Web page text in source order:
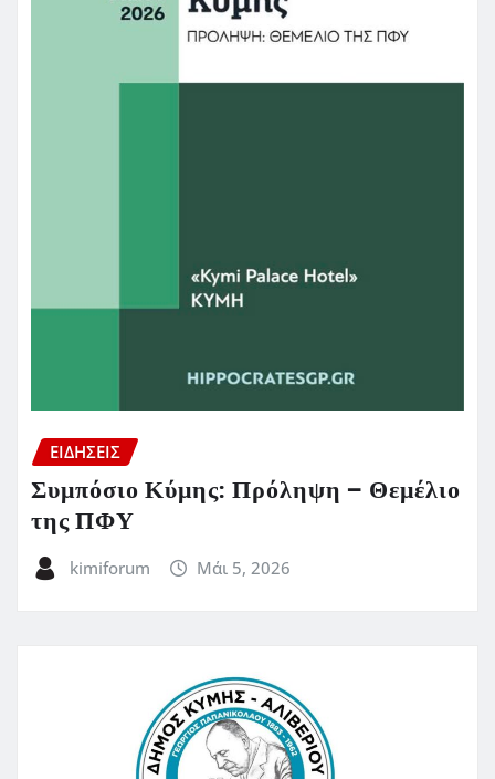
ΕΙΔΗΣΕΙΣ
Συμπόσιο Κύμης: Πρόληψη – Θεμέλιο
της ΠΦΥ
kimiforum Μάι 5, 2026